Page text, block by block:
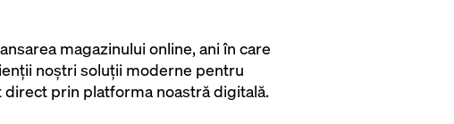
magazinului online, ani în care
noștri soluții moderne pentru
prin platforma noastră digitală.